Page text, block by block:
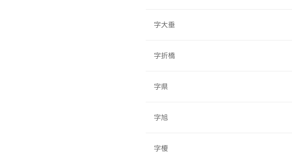
字大垂
字折橋
字県
字旭
字榎